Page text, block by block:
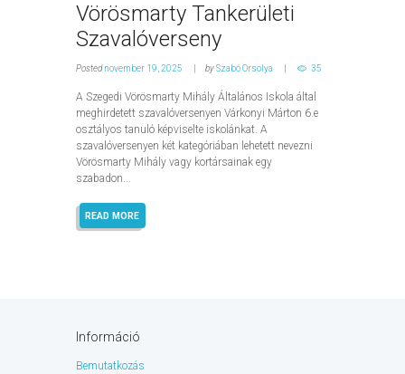
Vörösmarty Tankerületi
Szavalóverseny
Postednovember 19, 2025 bySzabó Orsolya 35
A Szegedi Vörösmarty Mihály Általános Iskola által
meghirdetett szavalóversenyen Várkonyi Márton 6.e
osztályos tanuló képviselte iskolánkat. A
szavalóversenyen két kategóriában lehetett nevezni
Vörösmarty Mihály vagy kortársainak egy
szabadon...
READ MORE
Információ
Bemutatkozás